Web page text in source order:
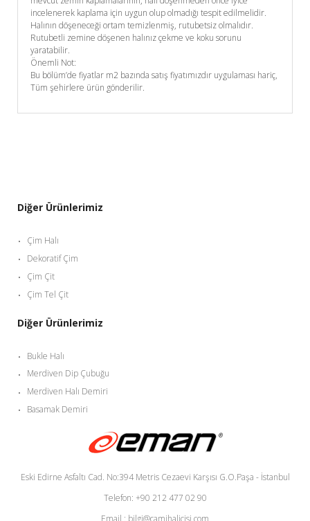
incelenerek kaplama için uygun olup olmadığı tespit edilmelidir.
Halının döşeneceği ortam temizlenmiş, rutubetsiz olmalıdır.
Rutubetli zemine döşenen halınız çekme ve koku sorunu
yaratabilir.
Önemli Not:
Bu bölüm’de fiyatlar m2 bazında satış fiyatımızdır uygulaması hariç,
Tüm şehirlere ürün gönderilir.
Diğer Ürünlerimiz
Çim Halı
Dekoratif Çim
Çim Çit
Çim Tel Çit
Diğer Ürünlerimiz
Bukle Halı
Merdiven Dip Çubuğu
Merdiven Halı Demiri
Basamak Demiri
Eski Edirne Asfaltı Cad. No:394 Metris Cezaevi Karşısı G.O.Paşa - İstanbul
Telefon: +90 212 477 02 90